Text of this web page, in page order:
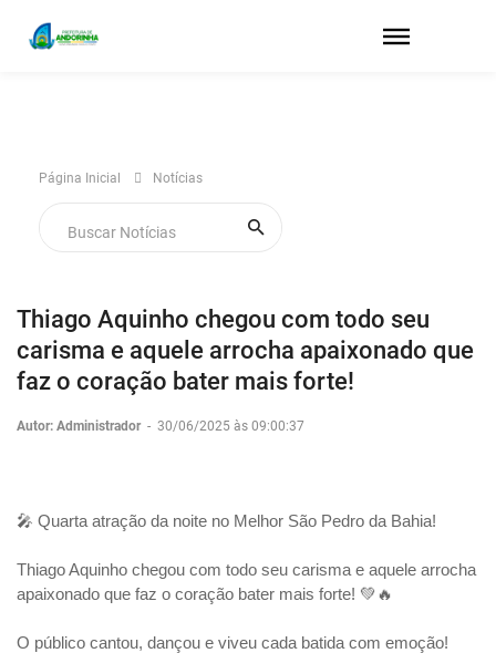
Página Inicial Notícias
Thiago Aquinho chegou com todo seu
carisma e aquele arrocha apaixonado que
faz o coração bater mais forte!
Autor: Administrador - 30/06/2025 às 09:00:37
🎤 Quarta atração da noite no Melhor São Pedro da Bahia!
Thiago Aquinho chegou com todo seu carisma e aquele arrocha
apaixonado que faz o coração bater mais forte! 💚🔥
O público cantou, dançou e viveu cada batida com emoção!